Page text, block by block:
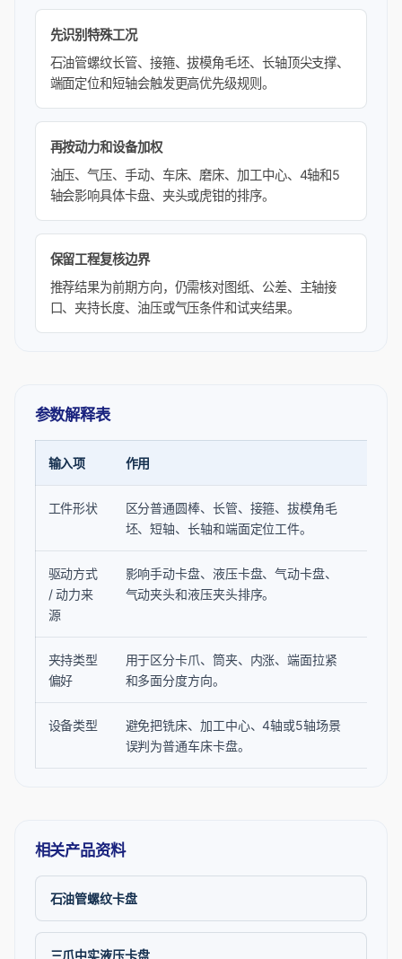
先识别特殊工况
石油管螺纹长管、接箍、拔模角毛坯、长轴顶尖支撑、
端面定位和短轴会触发更高优先级规则。
再按动力和设备加权
油压、气压、手动、车床、磨床、加工中心、4轴和5
轴会影响具体卡盘、夹头或虎钳的排序。
保留工程复核边界
推荐结果为前期方向，仍需核对图纸、公差、主轴接
口、夹持长度、油压或气压条件和试夹结果。
参数解释表
输入项 作用
工件形状
区分普通圆棒、长管、接箍、拔模角毛
坯、短轴、长轴和端面定位工件。
驱动方式
/ 动力来
源
影响手动卡盘、液压卡盘、气动卡盘、
气动夹头和液压夹头排序。
夹持类型
偏好
用于区分卡爪、筒夹、内涨、端面拉紧
和多面分度方向。
设备类型
避免把铣床、加工中心、4轴或5轴场景
误判为普通车床卡盘。
相关产品资料
石油管螺纹卡盘
三爪中实液压卡盘